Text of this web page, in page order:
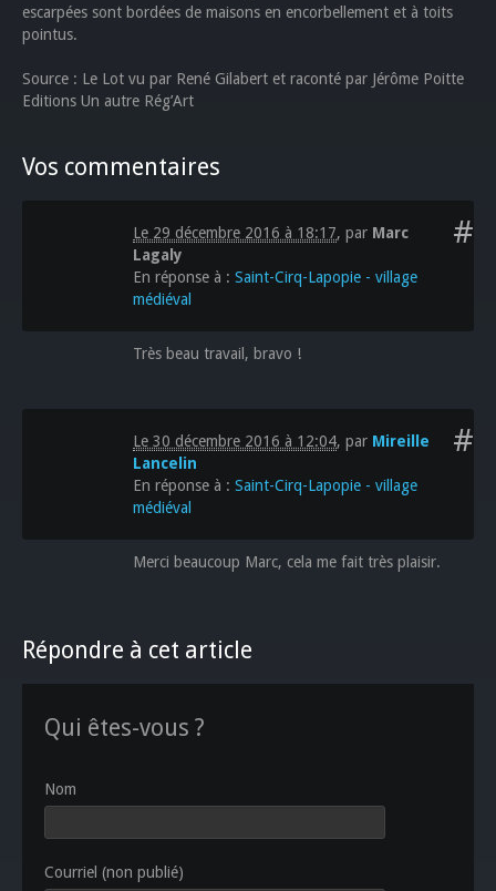
escarpées sont bordées de maisons en encorbellement et à toits
pointus.
Source : Le Lot vu par René Gilabert et raconté par Jérôme Poitte
Editions Un autre Rég’Art
Vos commentaires
#
Le 29 décembre 2016 à 18:17, par Marc
Lagaly
En réponse à : Saint-Cirq-Lapopie - village
médiéval
Très beau travail, bravo !
#
Le 30 décembre 2016 à 12:04, par Mireille
Lancelin
En réponse à : Saint-Cirq-Lapopie - village
médiéval
Merci beaucoup Marc, cela me fait très plaisir.
Répondre à cet article
Qui êtes-vous ?
Nom
Courriel (non publié)